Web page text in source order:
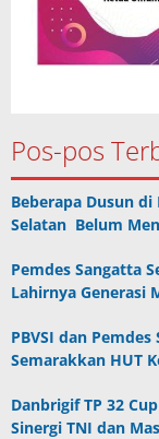
Pos-pos
Beberapa Dusun di
Selatan Belum
Pemdes Sangatta
Lahirnya Generasi
PBVSI dan
Semarakkan HUT
Danbrigif TP 32
Sinergi TNI dan